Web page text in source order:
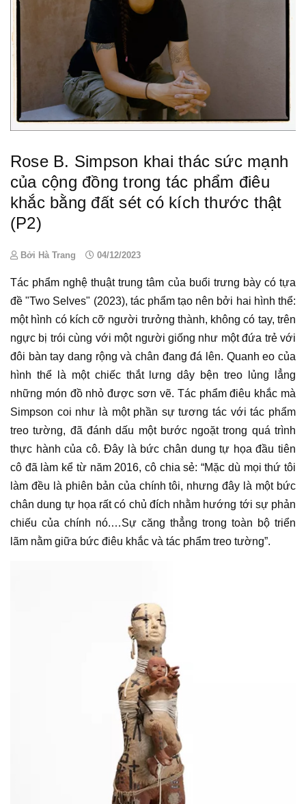
Rose B. Simpson khai thác sức mạnh
của cộng đồng trong tác phẩm điêu
khắc bằng đất sét có kích thước thật
(P2)
Bởi Hà Trang 04/12/2023
Tác phẩm nghệ thuậttrung tâm của buổi trưng bàycó tựa
đề "Two Selves" (2023), tác phẩmtạo nên bởi hai hình thể:
một hình có kích cỡ người trưởng thành, không có tay, trên
ngực bị trói cùng với một người giống như một đứa trẻ với
đôi bàn tay dang rộng và chân đang đá lên. Quanh eo của
hình thể là một chiếc thắt lưng dây bện treo lủng lẳng
những món đồ nhỏ được sơn vẽ. Tác phẩm điêu khắc mà
Simpson coi như là một phần sự tương tác với tác phẩm
treo tường, đã đánh dấu một bước ngoặt trong quá trình
thực hành của cô. Đây là bứcchân dung tự họa đầu tiên
cô đã làm kể từ năm 2016, cô chia sẻ: “Mặc dù mọi thứ tôi
làm đều là phiên bản của chính tôi, nhưng đây là một bức
chân dung tự họa rất có chủ đích nhằm hướng tới sự phản
chiếu của chính nó.…Sự căng thẳng trong toàn bộ triển
lãm nằm giữa bức điêu khắc và tác phẩm treo tường”.